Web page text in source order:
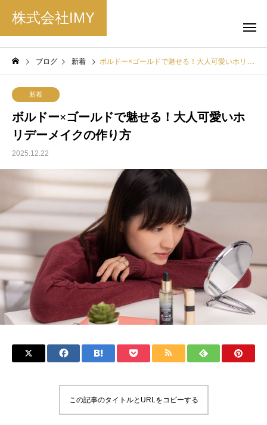
株式会社IMY
ブログ 新着 ボルドー×ゴールドで魅せる！大人可愛いホリデーメイクの作り方
新着
ボルドー×ゴールドで魅せる！大人可愛いホ
リデーメイクの作り方
2025.12.22
この記事のタイトルとURLをコピーする